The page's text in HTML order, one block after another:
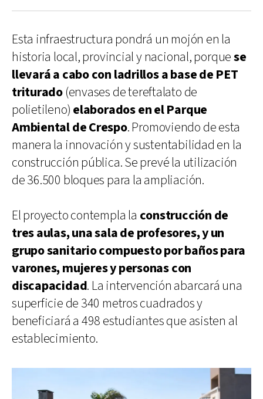
Esta infraestructura pondrá un mojón en la
historia local, provincial y nacional, porquese
llevará a cabo con ladrillos a base de PET
triturado (envases de tereftalato de
polietileno) elaborados en el Parque
Ambiental de Crespo. Promoviendo de esta
manera la innovación y sustentabilidad en la
construcción pública. Se prevé la utilización
de 36.500 bloques para la ampliación.
El proyecto contempla la construcción de
tres aulas, una sala de profesores, y un
grupo sanitario compuesto por baños para
varones, mujeres y personas con
discapacidad. La intervención abarcará una
superficie de 340 metros cuadrados y
beneficiará a 498 estudiantes que asisten al
establecimiento.